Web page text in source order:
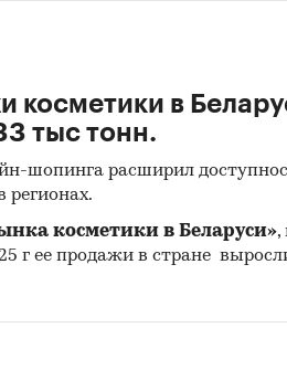
косметики в
тыс тонн.
шопинга расширил
регионах.
косметики в Беларуси»,
г ее продажи в стране